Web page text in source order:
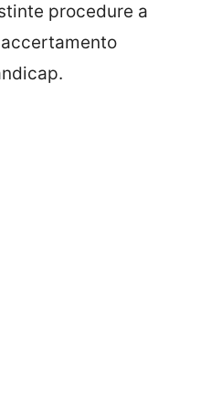
procedure a